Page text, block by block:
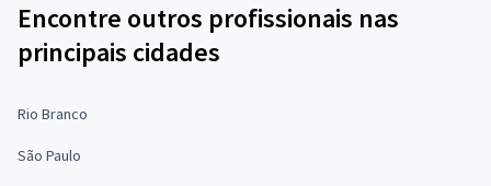
Encontre outros profissionais nas
principais cidades
Rio Branco
São Paulo